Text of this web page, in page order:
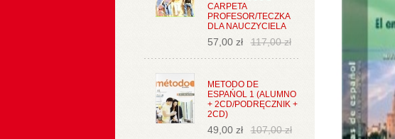
CARPETA
PROFESOR/TECZKA
DLA NAUCZYCIELA
57,00 zł 117,00 zł
METODO DE
ESPAŃOL 1 (ALUMNO
+ 2CD/PODRĘCZNIK +
2CD)
49,00 zł 107,00 zł